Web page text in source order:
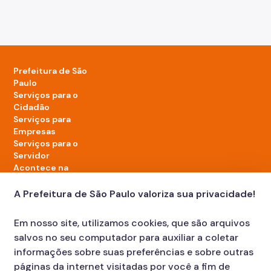
Prefeitura de São
Paulo
Serviços para o
Cidadão
Serviços para
Empresas
Serviços para o
Servidor
Acontece na
LinkedIn da Prefeitura de São Paulo
TikTok da Prefeitura de São Paulo
YouTube da Prefeitura de São Paulo
X da Prefeitura de São Paulo
Instagram da Prefeitura de São Paulo
Facebook da Prefeitura de São Paulo
Diário Oficial
A Prefeitura de São Paulo valoriza sua privacidade!
Em nosso site, utilizamos cookies, que são arquivos
salvos no seu computador para auxiliar a coletar
informações sobre suas preferências e sobre outras
páginas da internet visitadas por você a fim de